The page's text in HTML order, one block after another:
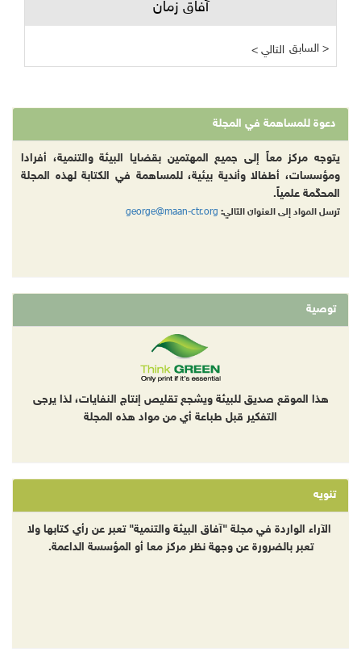
آفاق زمان
< التالي السابق >
دعوة للمساهمة في المجلة
يتوجه مركز معاً إلى جميع المهتمين بقضايا البيئة والتنمية، أفرادا
ومؤسسات، أطفالا وأندية بيئية، للمساهمة في الكتابة لهذه المجلة
المحكّمة علمياً.
ترسل المواد إلى العنوان التالي: george@maan-ctr.org
توصية
هذا الموقع صديق للبيئة ويشجع تقليص إنتاج النفايات، لذا يرجى
التفكير قبل طباعة أي من مواد هذه المجلة
تنويه
الآراء الواردة في مجلة "آفاق البيئة والتنمية" تعبر عن رأي كتابها ولا
تعبر بالضرورة عن وجهة نظر مركز معا أو المؤسسة الداعمة.